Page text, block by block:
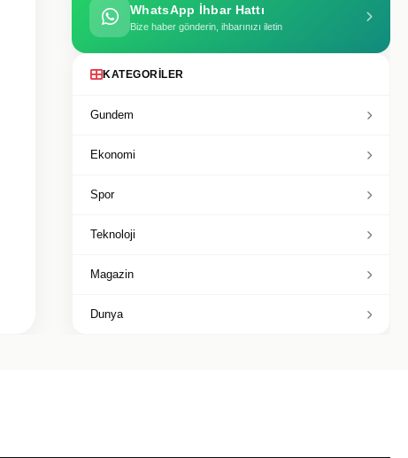
WhatsApp İhbar Hattı
Bize haber gönderin, ihbarınızı iletin
KATEGORILER
Gundem
Ekonomi
Spor
Teknoloji
Magazin
Dunya